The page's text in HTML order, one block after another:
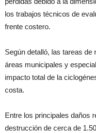
los trabajos técnicos de
frente costero.
Según detalló, las tareas
áreas municipales y
impacto total de la
costa.
Entre los principales daños
destrucción de cerca de